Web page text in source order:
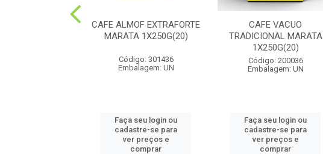
CAFE ALMOF EXTRAFORTE
MARATA 1X250G(20)
Código: 301436
Embalagem: UN
Faça seu login ou
cadastre-se para
ver preços e
comprar
CAFE VACUO
TRADICIONAL MARATA
1X250G(20)
Código: 200036
Embalagem: UN
Faça seu login ou
cadastre-se para
ver preços e
comprar